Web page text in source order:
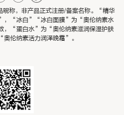
昵称，非产品正式注册/备案名称。“精华
，“冰白”“冰白面膜”为“奥伦纳素水
，“蛋白水”为“奥伦纳素滋润保湿护肤
伦纳素活力润泽晚霜”。